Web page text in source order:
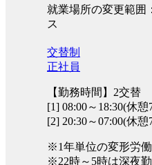
就業場所の変更範囲
ス
交替制
正社員
【勤務時間】2交替
[1] 08:00～18:30(休憩
[2] 20:30～07:00(休憩
※1年単位の変形労働
※22時～5時は深夜